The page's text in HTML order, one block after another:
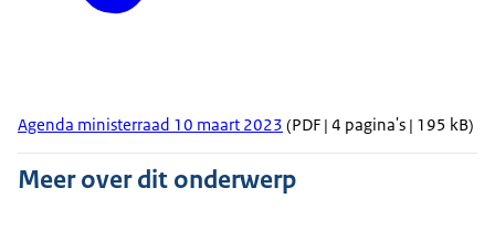
Agenda ministerraad 10 maart 2023 (PDF | 4 pagina's | 195 kB)
Meer over dit onderwerp